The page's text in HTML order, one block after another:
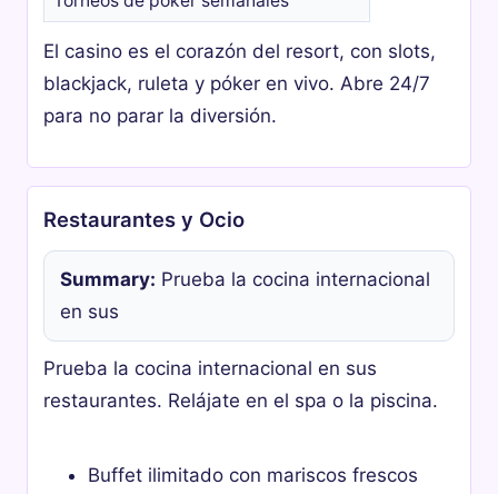
El casino es el corazón del resort, con slots,
blackjack, ruleta y póker en vivo. Abre 24/7
para no parar la diversión.
Restaurantes y Ocio
Summary: Prueba la cocina internacional
en sus
Prueba la cocina internacional en sus
restaurantes. Relájate en el spa o la piscina.
Buffet ilimitado con mariscos frescos